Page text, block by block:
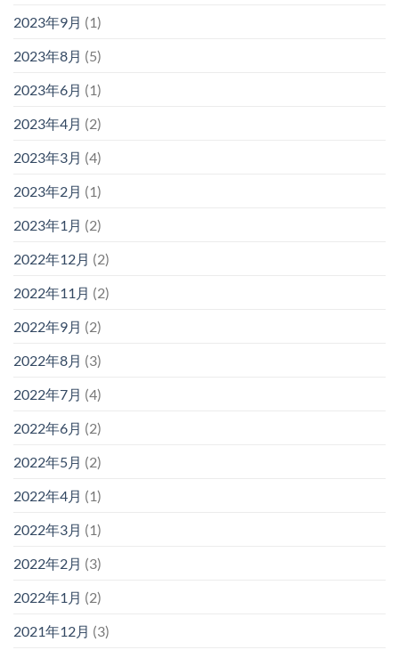
2023年9月 (1)
2023年8月 (5)
2023年6月 (1)
2023年4月 (2)
2023年3月 (4)
2023年2月 (1)
2023年1月 (2)
2022年12月 (2)
2022年11月 (2)
2022年9月 (2)
2022年8月 (3)
2022年7月 (4)
2022年6月 (2)
2022年5月 (2)
2022年4月 (1)
2022年3月 (1)
2022年2月 (3)
2022年1月 (2)
2021年12月 (3)